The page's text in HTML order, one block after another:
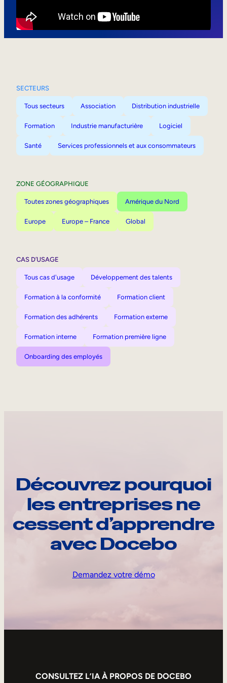
SECTEURS
Tous secteurs Association Distribution industrielle
Formation Industrie manufacturière Logiciel
Santé Services professionnels et aux consommateurs
ZONE GÉOGRAPHIQUE
Toutes zones géographiques Amérique du Nord
Europe Europe – France Global
CAS D’USAGE
Tous cas d'usage Développement des talents
Formation à la conformité Formation client
Formation des adhérents Formation externe
Formation interne Formation première ligne
Onboarding des employés
Découvrez pourquoi
les entreprises ne
cessent d’apprendre
avec Docebo
Demandez votre démo
CONSULTEZ L’IA À PROPOS DE DOCEBO